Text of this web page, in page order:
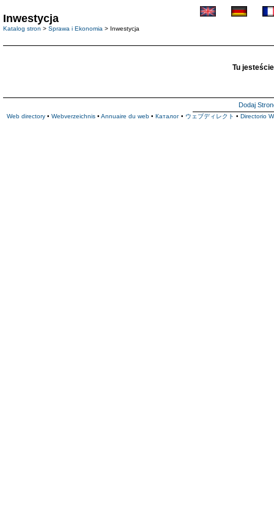
Inwestycja
Katalog stron > Sprawa i Ekonomia > Inwestycja
Tu
Dodaj
Web directory • Webverzeichnis • Annuaire du web • Каталог • ウェブディレクト • Directorio